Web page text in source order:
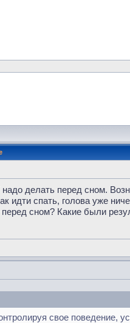
делать перед сном.
спать, голова уже
сном? Какие были
свое поведение,